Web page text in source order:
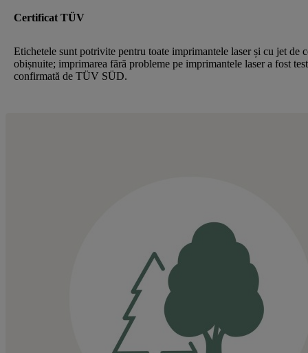
Certificat TÜV
Etichetele sunt potrivite pentru toate imprimantele laser și cu jet de
obișnuite; imprimarea fără probleme pe imprimantele laser a fost
confirmată de TÜV SÜD.